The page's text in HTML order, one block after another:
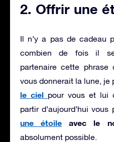
2. Offrir une
Il n’y a pas de cadeau
combien de fois il
partenaire cette
vous donnerait la lune, je
le ciel pour vous et lui
partir d’aujourd’hui vous
une étoile avec le
absolument possible.